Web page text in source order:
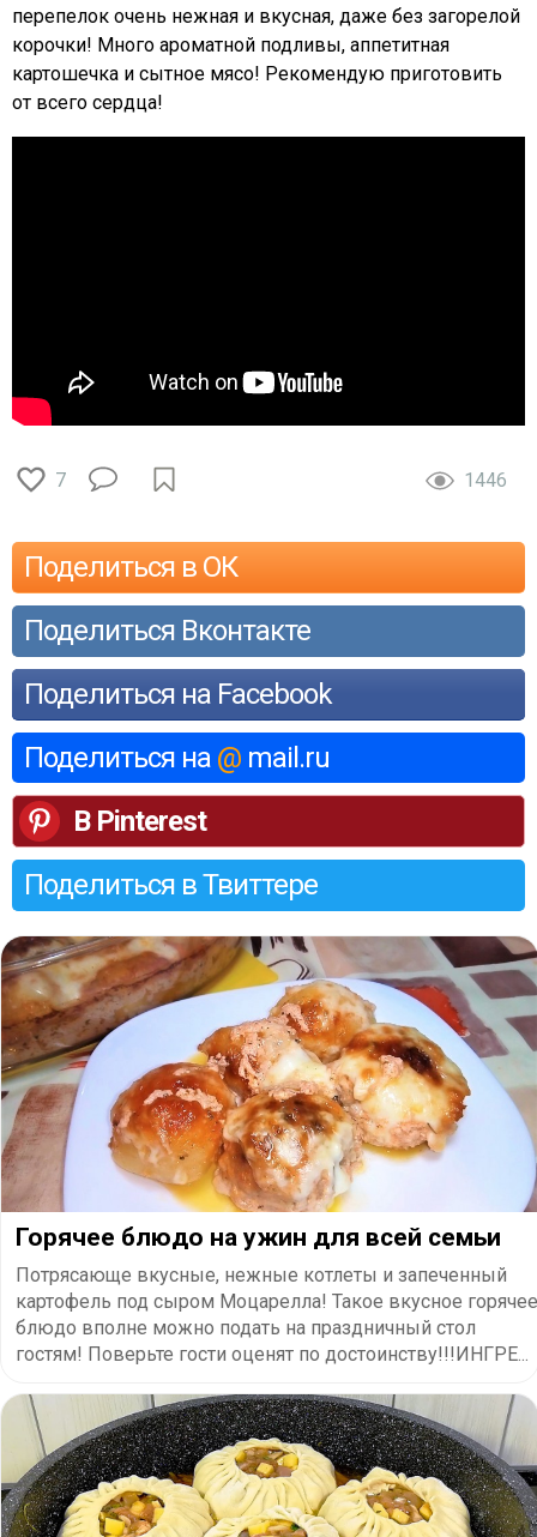
перепелок очень нежная и вкусная, даже без загорелой
корочки! Много ароматной подливы, аппетитная
картошечка и сытное мясо! Рекомендую приготовить
от всего сердца!
7 1446
Поделиться в ОК
Поделиться Вконтакте
Поделиться на Facebook
Поделиться на @ mail.ru
В Pinterest
Поделиться в Твиттере
Горячее блюдо на ужин для всей семьи
Потрясающе вкусные, нежные котлеты и запеченный
картофель под сыром Моцарелла! Такое вкусное горячее
блюдо вполне можно подать на праздничный стол
гостям! Поверьте гости оценят по достоинству!!!ИНГРЕ...